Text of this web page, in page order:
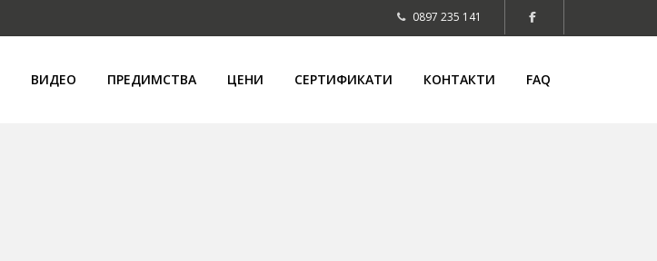
0897 235 141
ВИДЕО ПРЕДИМСТВА ЦЕНИ СЕРТИФИКАТИ КОНТАКТИ FAQ